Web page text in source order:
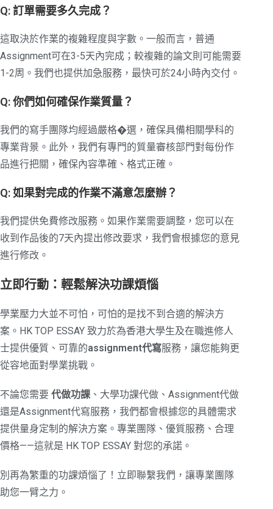
Q: 訂單需要多久完成？
這取決於作業的複雜程度與字數。一般而言，普通
Assignment可在3-5天內完成；較複雜的論文則可能需要
1-2周。我們也提供加急服務，最快可於24小時內交付。
Q: 你們如何確保作業質量？
我們的寫手團隊均經過嚴格�選，確保具備相關學科的
專業背景。此外，我們有專門的質量審核部門對每份作
品進行把關，確保內容準確、格式正確。
Q: 如果對完成的作業不滿意怎麼辦？
我們提供免費修改服務。如果作業需要調整，您可以在
收到作品後的7天內提出修改要求，我們會根據您的意見
進行修改。
立即行動：輕鬆解決功課煩惱
學業壓力大並不可怕，可怕的是找不到合適的解決方
案。HK TOP ESSAY 致力於為香港大學生及在職進修人
士提供優質、可靠的assignment代寫服務，讓您能夠更
從容地面對學業挑戰。
不論您需要 代做功課 、大學功課代做、Assignment代做
還是Assignment代寫服務，我們都會根據您的具體需求
提供量身定制的解決方案。專業團隊、優質服務、合理
價格——這就是 HK TOP ESSAY 對您的承諾。
別再為繁重的功課煩惱了！立即聯繫我們，讓專業團隊
助您一臂之力。